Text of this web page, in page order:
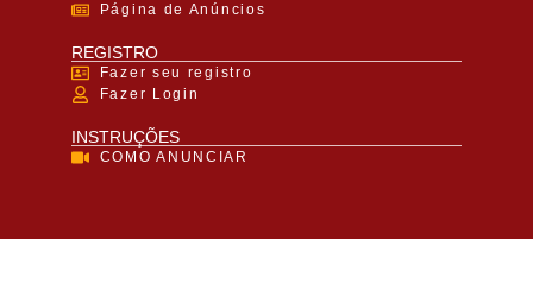
Página de Anúncios
REGISTRO
Fazer seu registro
Fazer Login
INSTRUÇÕES
COMO ANUNCIAR